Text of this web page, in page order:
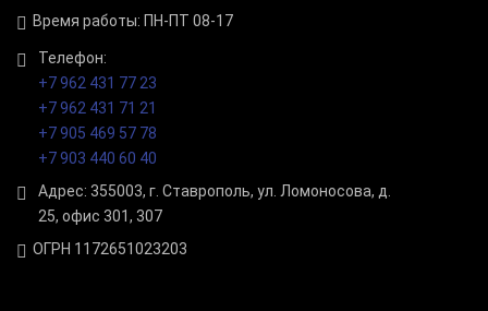
Время работы: ПН-ПТ 08-17
Телефон:
+7 962 431 77 23
+7 962 431 71 21
+7 905 469 57 78
+7 903 440 60 40
Адрес: 355003, г. Ставрополь, ул. Ломоносова, д.
25, офис 301, 307
ОГРН 1172651023203